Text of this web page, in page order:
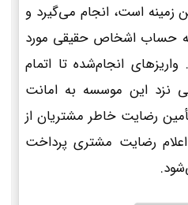
زمینه است، انجام می‌گیرد و
حساب اشخاص حقیقی مورد
انجام‌شده تا اتمام
نزد این موسسه به امانت
رضایت خاطر مشتریان از
رضایت مشتری پرداخت